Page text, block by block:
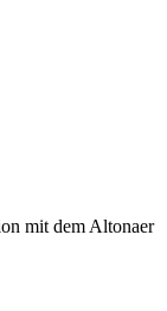
mit dem Altonaer